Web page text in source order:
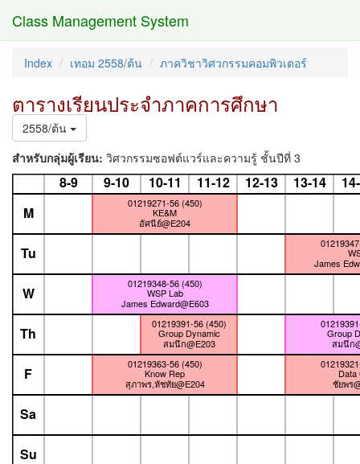
Class Management System
Index เทอม 2558/ต้น ภาควิชาวิศวกรรมคอมพิวเตอร์
ตารางเรียนประจำภาคการศึกษา
2558/ต้น
สำหรับกลุ่มผู้เรียน: วิศวกรรมซอฟต์แวร์และความรู้ ชั้นปีที่ 3
8-9 9-10 10-11 11-12 12-13 13-14
01219271-56 (450)
KE&M
อัศนีย์@E204
Data
ชัยพร
James
01219348-56 (450)
WSP Lab
James Edward@E603
01219363-56 (450)
Know Rep
สุภาพร,หัชทัย@E204
01219391-56 (450)
Group Dynamic
สมนึก@E203
Group
สมนึก
M
Tu
W
Th
F
Sa
Su